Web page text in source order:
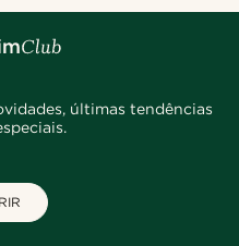
últimas tendências